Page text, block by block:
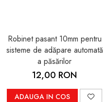
Robinet pasant 10mm pentru
sisteme de adăpare automată
a păsărilor
12,00 RON
ADAUGA IN COS